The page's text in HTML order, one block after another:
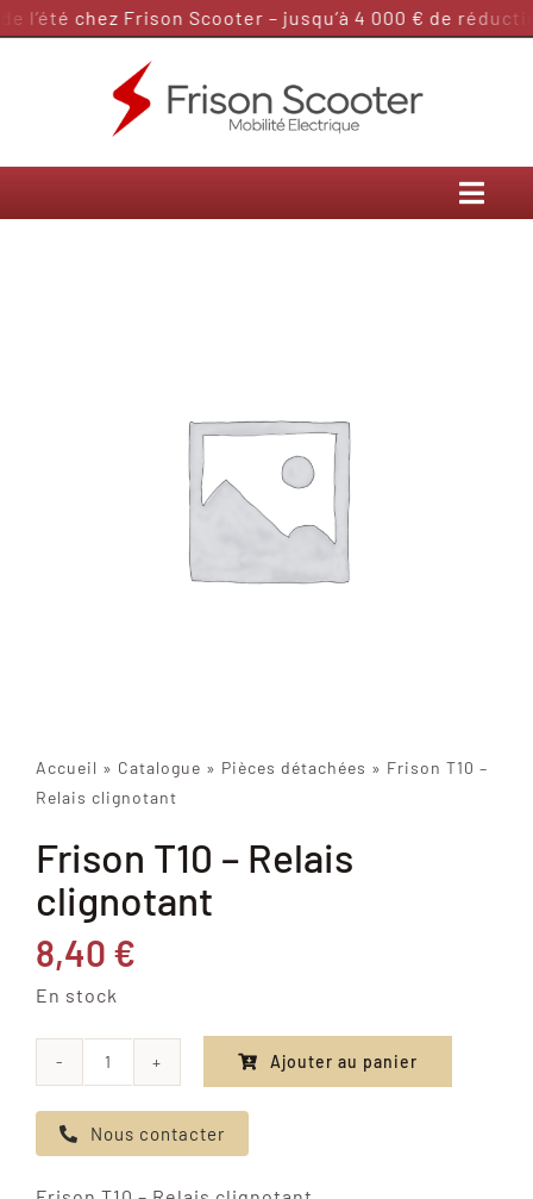
Passer
l’été chez Frison Scooter – jusqu’à 4 000 € de
Accueil » Catalogue » Pièces détachées » Frison T10 –
Relais clignotant
Frison T10 – Relais
clignotant
8,40 €
En stock
de
Frison
Ajouter au panier
Nous contacter